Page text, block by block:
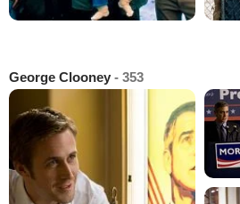
George Clooney - 353